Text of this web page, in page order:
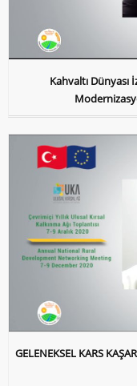
Kahvaltı Dünyası
GELENEKSEL KARS